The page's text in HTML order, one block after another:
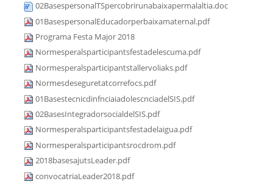
02BasespersonalTSpercobrirunabaixapermalaltia.doc
01BasespersonalEducadorperbaixamaternal.pdf
Programa Festa Major 2018
Normesperalsparticipantsfestadelescuma.pdf
Normesperalsparticipantstallervoliaks.pdf
Normesdeseguretatcorrefocs.pdf
01BasestecnicdinfnciaiadolescnciadelSIS.pdf
02BasesIntegradorsocialdelSIS.pdf
Normesperalsparticipantsfestadelaigua.pdf
Normesperalsparticipantsrocdrom.pdf
2018basesajutsLeader.pdf
convocatriaLeader2018.pdf